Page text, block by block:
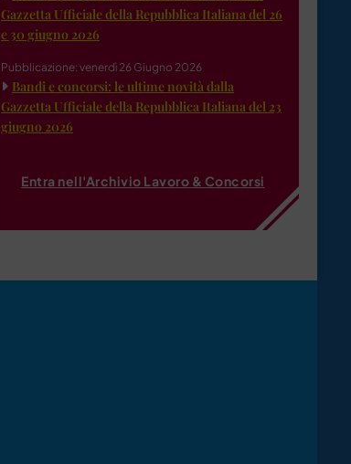
Gazzetta Ufficiale della Repubblica Italiana del 26
e 30 giugno 2026
Pubblicazione: venerdì 26 Giugno 2026
Bandi e concorsi: le ultime novità dalla
Gazzetta Ufficiale della Repubblica Italiana del 23
giugno 2026
Entra nell'Archivio Lavoro & Concorsi